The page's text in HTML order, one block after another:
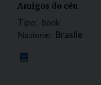
Amigos do céu
Tipo: book
Nazione: Brasile